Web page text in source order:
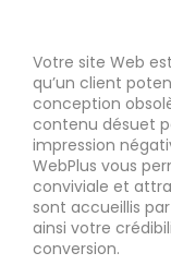
Votre site Web
qu’un client
conception
contenu désuet
impression
WebPlus vous
conviviale et
sont accueillis
ainsi votre
conversion.